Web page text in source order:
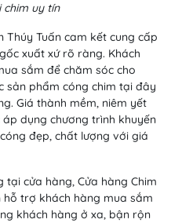
chim uy tín
Thúy Tuấn cam kết cung cấp
xuất xứ rõ ràng. Khách
sắm để chăm sóc cho
sản phẩm cóng chim tại đây
Giá thành mềm, niêm yết
dụng chương trình khuyến
đẹp, chất lượng với giá
cửa hàng, Cửa hàng Chim
hỗ trợ khách hàng mua sắm
khách hàng ở xa, bận rộn